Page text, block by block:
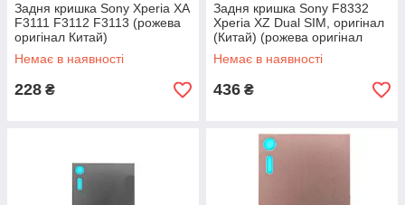
Задня кришка Sony Xperia XA
F3111 F3112 F3113 (рожева
оригінал Китай)
Немає в наявності
228 ₴
Задня кришка Sony F8332
Xperia XZ Dual SIM, оригінал
(Китай) (рожева оригінал
Китай)
Немає в наявності
436 ₴